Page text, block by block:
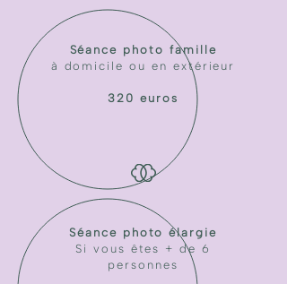
Séance photo élargie
Si vous êtes + de 6
personnes
Séance photo famille
à domicile ou en extérieur
320 euros